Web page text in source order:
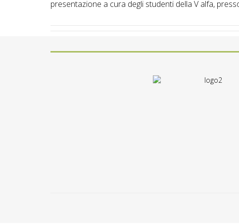
presentazione a cura degli studenti della V alfa,